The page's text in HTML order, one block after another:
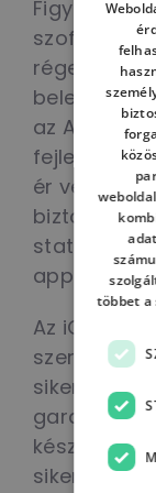
Figyelünk
régebbi
beleértve
az Apple
fejlesztése
ér véget,
biztosítunk
statisztikák
Az iOS és
szerzett
sikeres
garantálják
készített
sikereket érj
többet